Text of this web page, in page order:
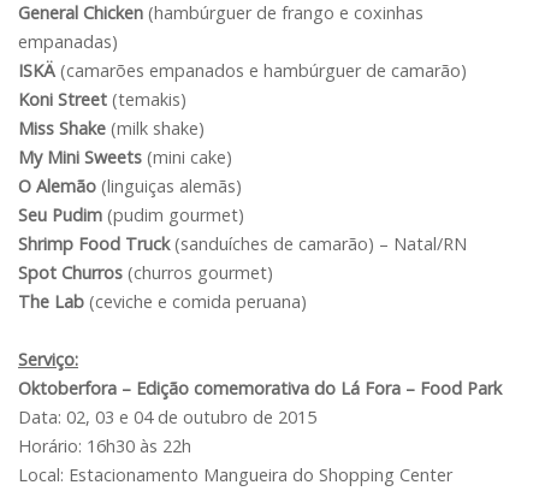
General Chicken (hambúrguer de frango e coxinhas
empanadas)
ISKÄ (camarões empanados e hambúrguer de camarão)
Koni Street (temakis)
Miss Shake (milk shake)
My Mini Sweets (mini cake)
O Alemão (linguiças alemãs)
Seu Pudim (pudim gourmet)
Shrimp Food Truck(sanduíches de camarão) – Natal/RN
Spot Churros (churros gourmet)
The Lab (ceviche e comida peruana)
Serviço:
Oktoberfora – Edição comemorativa do Lá Fora – Food Park
Data: 02, 03 e 04 de outubro de 2015
Horário: 16h30 às 22h
Local: Estacionamento Mangueira do Shopping Center